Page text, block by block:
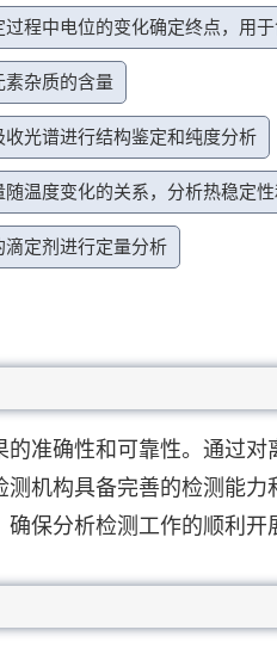
程中电位的变化确定终点，用
素杂质的含量
光谱进行结构鉴定和纯度分析
温度变化的关系，分析热稳定
定剂进行定量分析
准确性和可靠性。通过对
机构具备完善的检测能力
保分析检测工作的顺利开